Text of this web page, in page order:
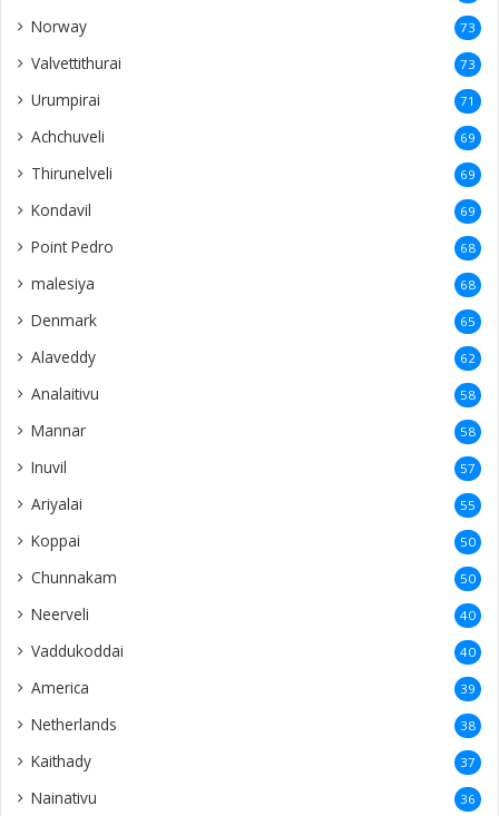
Norway 73
Valvettithurai 73
Urumpirai 71
Achchuveli 69
Thirunelveli 69
Kondavil 69
Point Pedro 68
malesiya 68
Denmark 65
Alaveddy 62
Analaitivu 58
Mannar 58
Inuvil 57
Ariyalai 55
Koppai 50
Chunnakam 50
Neerveli 40
Vaddukoddai 40
America 39
Netherlands 38
Kaithady 37
Nainativu 36